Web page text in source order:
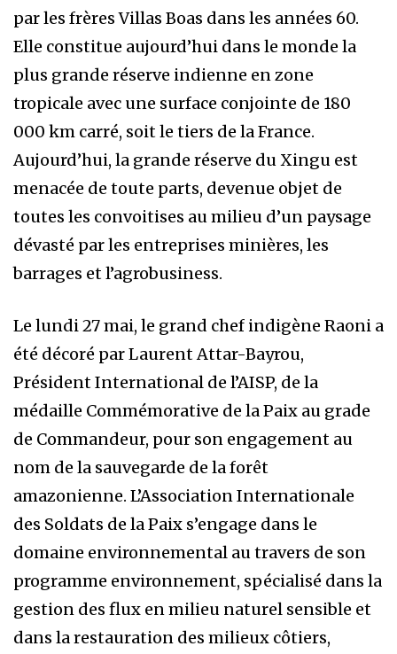
par les frères Villas Boas dans les années 60.
Elle constitue aujourd’hui dans le monde la
plus grande réserve indienne en zone
tropicale avec une surface conjointe de 180
000 km carré, soit le tiers de la France.
Aujourd’hui, la grande réserve du Xingu est
menacée de toute parts, devenue objet de
toutes les convoitises au milieu d’un paysage
dévasté par les entreprises minières, les
barrages et l’agrobusiness.
Le lundi 27 mai, le grand chef indigène Raoni a
été décoré par Laurent Attar-Bayrou,
Président International de l’AISP, de la
médaille Commémorative de la Paix au grade
de Commandeur, pour son engagement au
nom de la sauvegarde de la forêt
amazonienne. L’Association Internationale
des Soldats de la Paix s’engage dans le
domaine environnemental au travers de son
programme environnement, spécialisé dans la
gestion des flux en milieu naturel sensible et
dans la restauration des milieux côtiers,